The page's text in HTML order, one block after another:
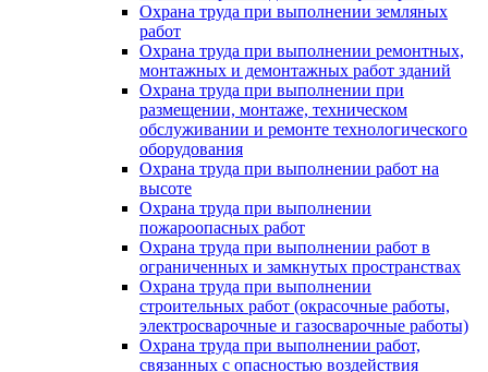
Охрана труда при выполнении земляных
работ
Охрана труда при выполнении ремонтных,
монтажных и демонтажных работ зданий
Охрана труда при выполнении при
размещении, монтаже, техническом
обслуживании и ремонте технологического
оборудования
Охрана труда при выполнении работ на
высоте
Охрана труда при выполнении
пожароопасных работ
Охрана труда при выполнении работ в
ограниченных и замкнутых пространствах
Охрана труда при выполнении
строительных работ (окрасочные работы,
электросварочные и газосварочные работы)
Охрана труда при выполнении работ,
связанных с опасностью воздействия